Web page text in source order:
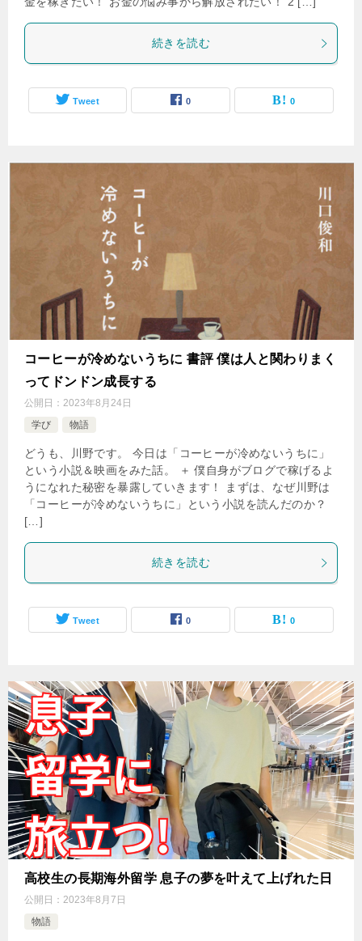
続きを読む
Tweet 0 0
コーヒーが冷めないうちに 書評 僕は人と関わりまく
ってドンドン成長する
公開日： 2023年8月24日
学び
物語
どうも、川野です。 今日は「コーヒーが冷めないうちに」
という小説＆映画をみた話。 ＋ 僕自身がブログで稼げるよ
うになれた秘密を暴露していきます！ まずは、なぜ川野は
「コーヒーが冷めないうちに」という小説を読んだのか？
[…]
続きを読む
Tweet 0 0
高校生の長期海外留学 息子の夢を叶えて上げれた日
公開日： 2023年8月7日
物語